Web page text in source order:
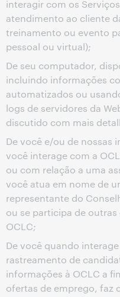
interagir com os
atendimento ao cliente
treinamento ou evento
pessoal ou virtual);
De seu computador,
incluindo informações
automatizados ou
logs de servidores da
discutido com mais
De você e/ou de nossas
você interage com a
ou com relação a uma
você atua em nome de
representante do
ou se participa de
OCLC;
De você quando
rastreamento de
informações à OCLC a
ofertas de emprego, faz